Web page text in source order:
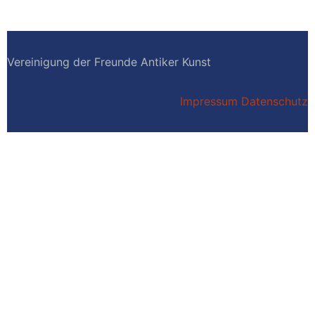
Vereinigung der Freunde Antiker Kunst
Impressum Datenschutz